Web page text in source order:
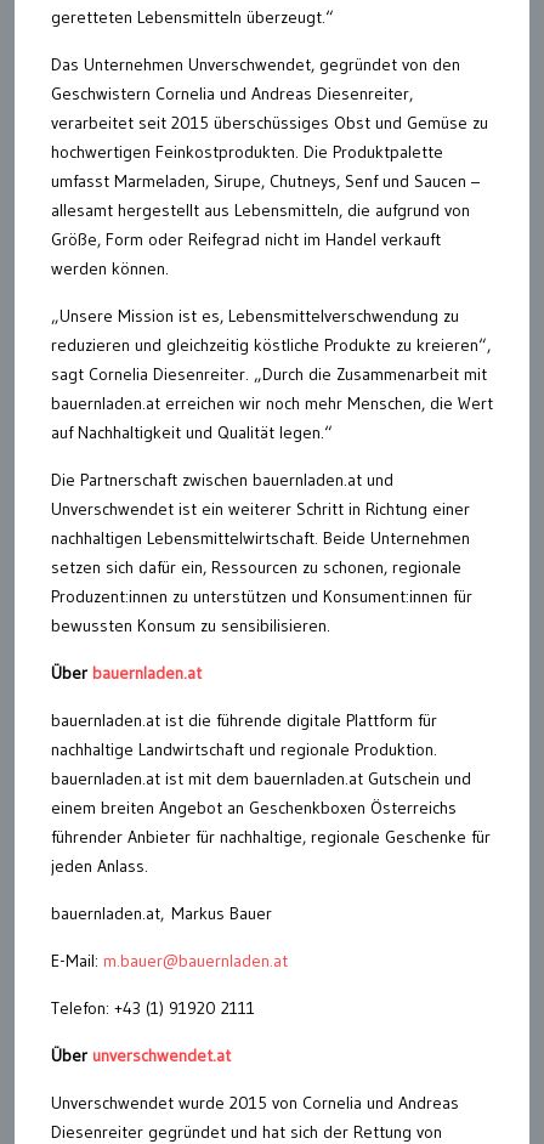
geretteten Lebensmitteln überzeugt.“
Das Unternehmen Unverschwendet, gegründet von den
Geschwistern Cornelia und Andreas Diesenreiter,
verarbeitet seit 2015 überschüssiges Obst und Gemüse zu
hochwertigen Feinkostprodukten. Die Produktpalette
umfasst Marmeladen, Sirupe, Chutneys, Senf und Saucen –
allesamt hergestellt aus Lebensmitteln, die aufgrund von
Größe, Form oder Reifegrad nicht im Handel verkauft
werden können.
„Unsere Mission ist es, Lebensmittelverschwendung zu
reduzieren und gleichzeitig köstliche Produkte zu kreieren“,
sagt Cornelia Diesenreiter. „Durch die Zusammenarbeit mit
bauernladen.at erreichen wir noch mehr Menschen, die Wert
auf Nachhaltigkeit und Qualität legen.“
Die Partnerschaft zwischen bauernladen.at und
Unverschwendet ist ein weiterer Schritt in Richtung einer
nachhaltigen Lebensmittelwirtschaft. Beide Unternehmen
setzen sich dafür ein, Ressourcen zu schonen, regionale
Produzent:innen zu unterstützen und Konsument:innen für
bewussten Konsum zu sensibilisieren.
Über bauernladen.at
bauernladen.at ist die führende digitale Plattform für
nachhaltige Landwirtschaft und regionale Produktion.
bauernladen.at ist mit dem bauernladen.at Gutschein und
einem breiten Angebot an Geschenkboxen Österreichs
führender Anbieter für nachhaltige, regionale Geschenke für
jeden Anlass.
bauernladen.at, Markus Bauer
E-Mail: m.bauer@bauernladen.at
Telefon: +43 (1) 91920 2111
Über unverschwendet.at
Unverschwendet wurde 2015 von Cornelia und Andreas
Diesenreiter gegründet und hat sich der Rettung von